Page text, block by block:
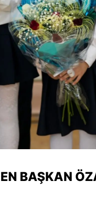
BAŞKAN